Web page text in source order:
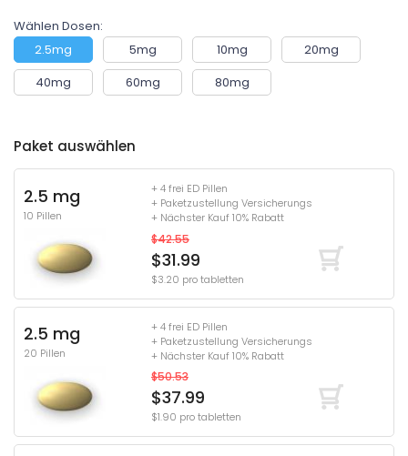
Wählen Dosen:
2.5mg
5mg 10mg
20mg
40mg
60mg 80mg
Paket auswählen
2.5 mg
10 Pillen
+ 4 frei ED Pillen
+ Paketzustellung Versicherungs
+ Nächster Kauf 10% Rabatt
$42.55
$31.99
$3.20 pro tabletten
2.5 mg
20 Pillen
+ 4 frei ED Pillen
+ Paketzustellung Versicherungs
+ Nächster Kauf 10% Rabatt
$50.53
$37.99
$1.90 pro tabletten